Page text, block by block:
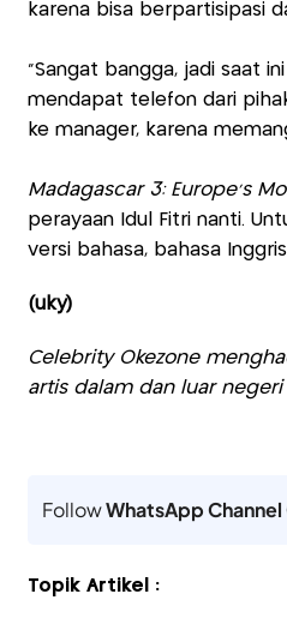
karena bisa berpartisipasi
"Sangat bangga, jadi saat
mendapat telefon dari
ke manager, karena
Madagascar 3: Europe's
perayaan Idul Fitri nanti.
versi bahasa, bahasa
(uky)
Celebrity Okezone
artis dalam dan luar negeri
FollowWhatsApp
Topik Artikel :